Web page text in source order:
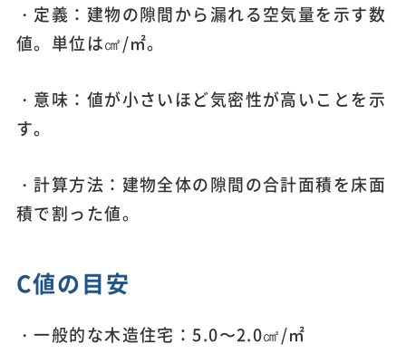
・定義：建物の隙間から漏れる空気量を示す数
値。単位は㎠/㎡。
・意味：値が小さいほど気密性が高いことを示
す。
・計算方法：建物全体の隙間の合計面積を床面
積で割った値。
C値の目安
・一般的な木造住宅：5.0〜2.0㎠/㎡